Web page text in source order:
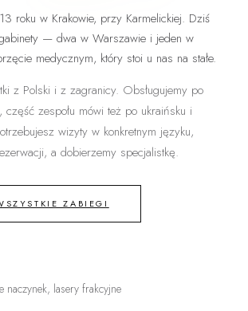
roku w Krakowie, przy Karmelickiej. Dziś
— dwa w Warszawie i jeden w
medycznym, który stoi u nas na stałe.
z Polski i z zagranicy. Obsługujemy po
część zespołu mówi też po ukraińsku i
wizyty w konkretnym języku,
a dobierzemy specjalistkę.
ZABIEGI
naczynek, lasery frakcyjne